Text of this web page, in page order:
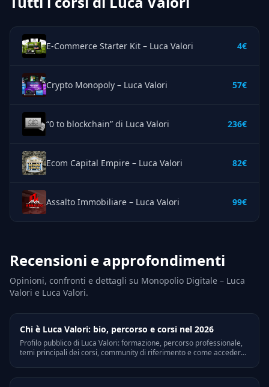
E-Commerce Starter Kit – Luca Valori 4€
Crypto Monopoly – Luca Valori 57€
“0 to blockchain” di Luca Valori 236€
Ecom Capital Empire – Luca Valori 82€
Assalto Immobiliare – Luca Valori 99€
Recensioni e approfondimenti
Opinioni, confronti e dettagli su Monopolio Digitale – Luca
Valori e Luca Valori.
Chi è Luca Valori: bio, percorso e corsi nel 2026
Profilo pubblico di Luca Valori: formazione, percorso professionale,
temi principali dei corsi, community di riferimento e come accedere